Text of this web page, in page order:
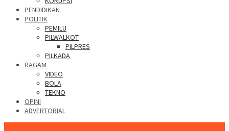
PENDIDIKAN
POLITIK
PEMILU
PILWALKOT
PILPRES
PILKADA
RAGAM
VIDEO
BOLA
TEKNO
OPINI
ADVERTORIAL